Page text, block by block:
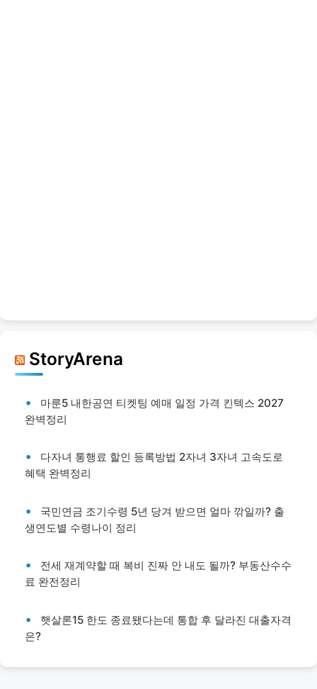
StoryArena
마룬5 내한공연 티켓팅 예매 일정 가격 킨텍스 2027
완벽정리
다자녀 통행료 할인 등록방법 2자녀 3자녀 고속도로
혜택 완벽정리
국민연금 조기수령 5년 당겨 받으면 얼마 깎일까? 출
생연도별 수령나이 정리
전세 재계약할 때 복비 진짜 안 내도 될까? 부동산수수
료 완전정리
햇살론15 한도 종료됐다는데 통합 후 달라진 대출자격
은?